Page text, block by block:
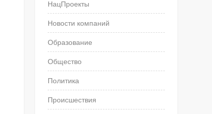
НацПроекты
Новости компаний
Образование
Общество
Политика
Происшествия